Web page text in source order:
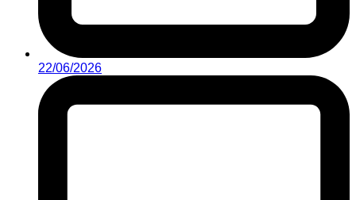
22/06/2026